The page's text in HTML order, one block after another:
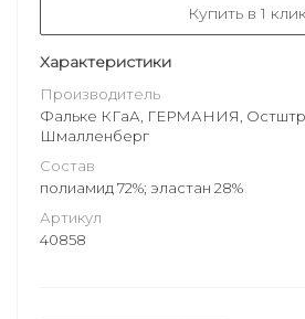
Купить в 1 клик
Характеристики
Производитель
Фальке КГаА, ГЕРМАНИЯ,
Шмалленберг
Состав
полиамид 72%; эластан 28%
Артикул
40858